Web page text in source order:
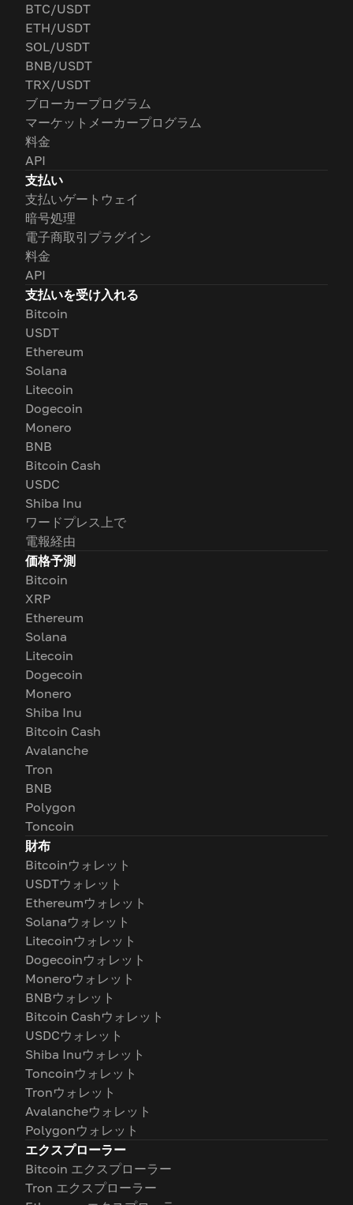
BTC/USDT
ETH/USDT
SOL/USDT
BNB/USDT
TRX/USDT
ブローカープログラム
マーケットメーカープログラム
料金
API
支払い
支払いゲートウェイ
暗号処理
電子商取引プラグイン
料金
API
支払いを受け入れる
Bitcoin
USDT
Ethereum
Solana
Litecoin
Dogecoin
Monero
BNB
Bitcoin Cash
USDC
Shiba Inu
ワードプレス上で
電報経由
価格予測
Bitcoin
XRP
Ethereum
Solana
Litecoin
Dogecoin
Monero
Shiba Inu
Bitcoin Cash
Avalanche
Tron
BNB
Polygon
Toncoin
財布
Bitcoinウォレット
USDTウォレット
Ethereumウォレット
Solanaウォレット
Litecoinウォレット
Dogecoinウォレット
Moneroウォレット
BNBウォレット
Bitcoin Cashウォレット
USDCウォレット
Shiba Inuウォレット
Toncoinウォレット
Tronウォレット
Avalancheウォレット
Polygonウォレット
エクスプローラー
Bitcoin エクスプローラー
Tron エクスプローラー